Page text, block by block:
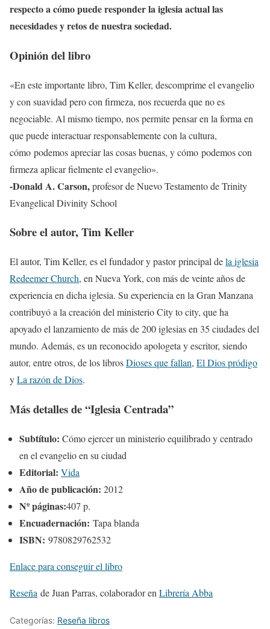
respecto a cómo puede responder la iglesia actual las
necesidades y retos de nuestra sociedad.
Opinión del libro
«En este importante libro, Tim Keller, descomprime el evangelio
y con suavidad pero con firmeza, nos recuerda que no es
negociable. Al mismo tiempo, nos permite pensar en la forma en
que puede interactuar responsablemente con la cultura,
cómo podemos apreciar las cosas buenas, y cómo podemos con
firmeza aplicar fielmente el evangelio».
-Donald A. Carson,profesor de Nuevo Testamento de Trinity
Evangelical Divinity School
Sobre el autor, Tim Keller
El autor, Tim Keller, es el fundador y pastor principal dela iglesia
Redeemer Church, en Nueva York, con más de veinte años de
experiencia en dicha iglesia. Su experiencia en la Gran Manzana
contribuyó a la creación del ministerio City to city, que ha
apoyado el lanzamiento de más de 200 iglesias en 35 ciudades del
mundo. Además, es un reconocido apologeta y escritor, siendo
autor, entre otros, de los librosDioses que fallan, El Dios pródigo
yLa razón de Dios.
Más detalles de “Iglesia Centrada”
Subtítulo: Cómo ejercer un ministerio equilibrado y centrado
en el evangelio en su ciudad
Editorial: Vida
Año de publicación: 2012
Nº páginas:407 p.
Encuadernación: Tapa blanda
ISBN: 9780829762532
Enlace para conseguir el libro
Reseña de Juan Parras, colaborador en Librería Abba
Categorías: Reseña libros